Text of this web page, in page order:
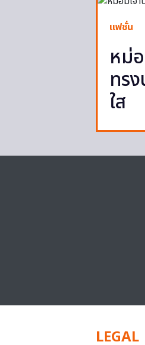
แฟชั่น
หม่
ทร
ใส
LEGAL